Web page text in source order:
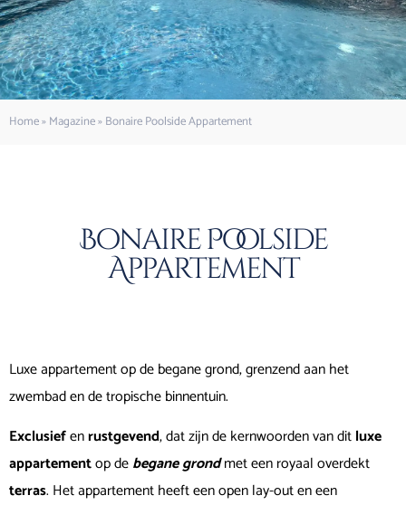
Home»Magazine»Bonaire Poolside Appartement
Bonaire Poolside
Appartement
Luxe appartement op de begane grond, grenzend aan het
zwembad en de tropische binnentuin.
Exclusiefenrustgevend, dat zijn de kernwoorden van ditluxe
appartementop debegane grondmet een royaal overdekt
terras. Het appartement heeft een open lay-out en een